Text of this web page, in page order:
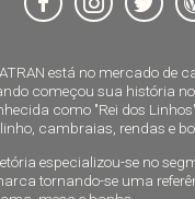
está no mercado de
começou sua história
como "Rei dos
cambraias, rendas e
especializou-se no
tornando-se uma